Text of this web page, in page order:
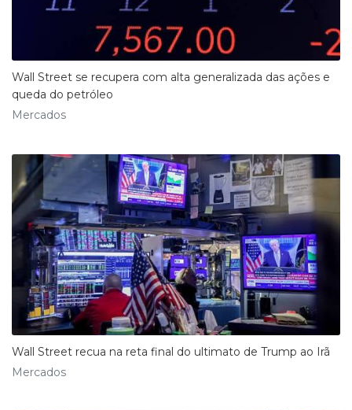
Wall Street se recupera com alta generalizada das ações e
queda do petróleo
Mercados
Wall Street recua na reta final do ultimato de Trump ao Irã
Mercados